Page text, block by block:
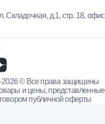
Складочная, д.1, стр. 18,
2026 © Все права защищены
и цены, представленные
публичной оферты